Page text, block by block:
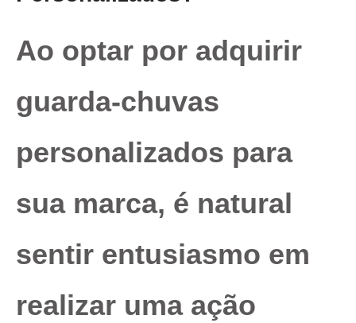
Ao optar por adquirir
guarda-chuvas
personalizados para
sua marca, é natural
sentir entusiasmo em
realizar uma ação